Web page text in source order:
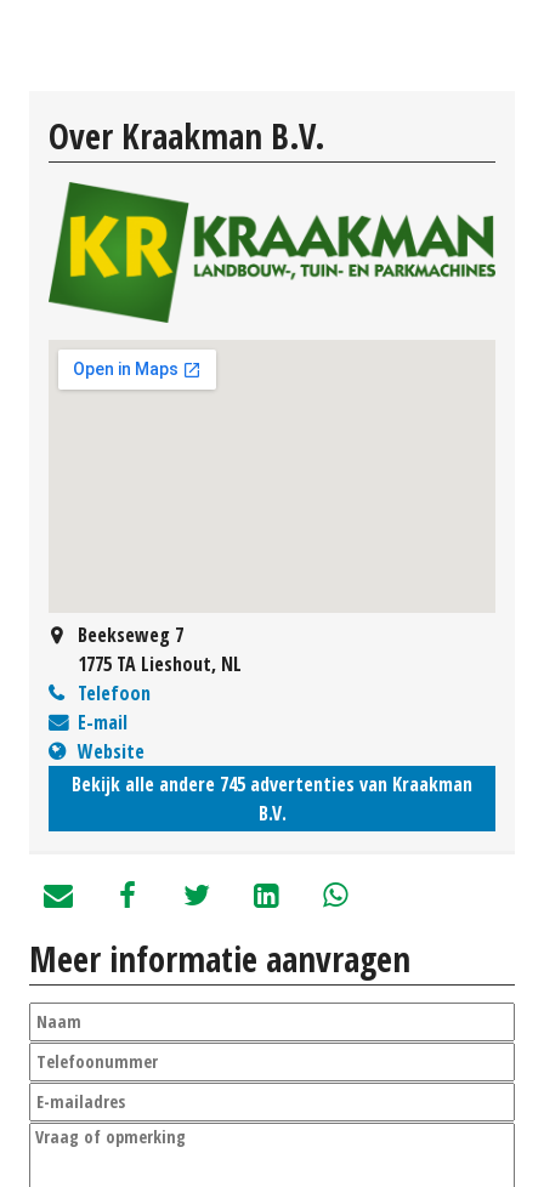
Over Kraakman B.V.
Beekseweg 7
1775 TA Lieshout, NL
Telefoon
E-mail
Website
Bekijk alle andere 745 advertenties van Kraakman
B.V.
Meer informatie aanvragen